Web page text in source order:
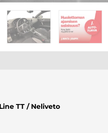
TT / Neliveto